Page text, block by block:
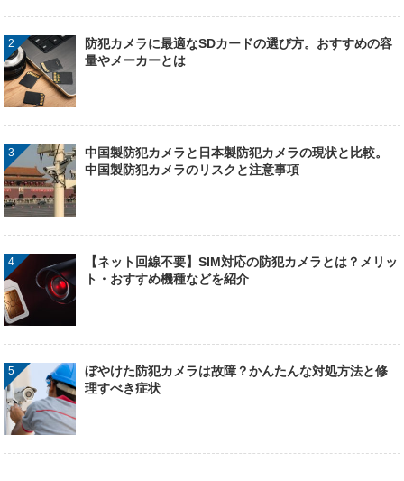
防犯カメラに最適なSDカードの選び方。おすすめの容
量やメーカーとは
中国製防犯カメラと日本製防犯カメラの現状と比較。
中国製防犯カメラのリスクと注意事項
【ネット回線不要】SIM対応の防犯カメラとは？メリッ
ト・おすすめ機種などを紹介
ぼやけた防犯カメラは故障？かんたんな対処方法と修
理すべき症状